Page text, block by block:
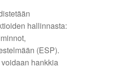
hallinnasta:
(ESP).
hankkia